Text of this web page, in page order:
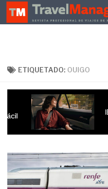
Debajo del contenido
ETIQUETADO: OUIGO